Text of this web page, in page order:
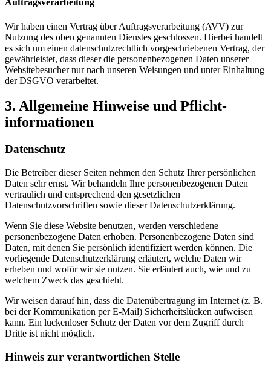
Auftragsverarbeitung
Wir haben einen Vertrag über Auftragsverarbeitung (AVV) zur
Nutzung des oben genannten Dienstes geschlossen. Hierbei handelt
es sich um einen datenschutzrechtlich vorgeschriebenen Vertrag, der
gewährleistet, dass dieser die personenbezogenen Daten unserer
Websitebesucher nur nach unseren Weisungen und unter Einhaltung
der DSGVO verarbeitet.
3. Allgemeine Hinweise und Pflicht­
informationen
Datenschutz
Die Betreiber dieser Seiten nehmen den Schutz Ihrer persönlichen
Daten sehr ernst. Wir behandeln Ihre personenbezogenen Daten
vertraulich und entsprechend den gesetzlichen
Datenschutzvorschriften sowie dieser Datenschutzerklärung.
Wenn Sie diese Website benutzen, werden verschiedene
personenbezogene Daten erhoben. Personenbezogene Daten sind
Daten, mit denen Sie persönlich identifiziert werden können. Die
vorliegende Datenschutzerklärung erläutert, welche Daten wir
erheben und wofür wir sie nutzen. Sie erläutert auch, wie und zu
welchem Zweck das geschieht.
Wir weisen darauf hin, dass die Datenübertragung im Internet (z. B.
bei der Kommunikation per E-Mail) Sicherheitslücken aufweisen
kann. Ein lückenloser Schutz der Daten vor dem Zugriff durch
Dritte ist nicht möglich.
Hinweis zur verantwortlichen Stelle